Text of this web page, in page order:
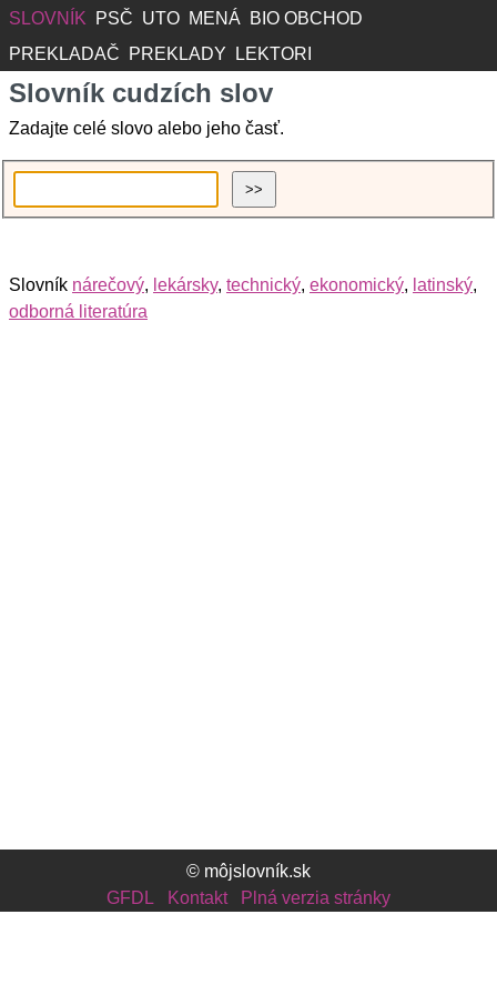
SLOVNÍK PSČ UTO MENÁ
BIO OBCHOD
PREKLADAČ
PREKLADY LEKTORI
Slovník cudzích slov
Zadajte celé slovo alebo jeho časť.
Slovník nárečový, lekársky, technický, ekonomický, latinský,
odborná literatúra
© môjslovník.sk
GFDL
Kontakt Plná verzia stránky